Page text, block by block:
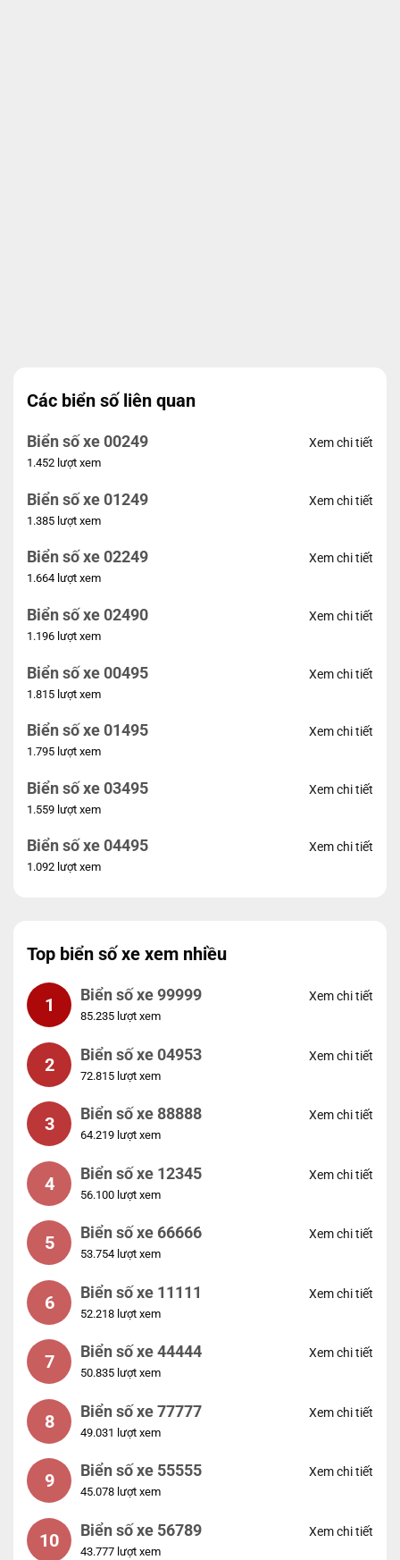
Các biển số liên quan
Biển số xe 00249
1.452 lượt xem
Xem chi tiết
Biển số xe 01249
1.385 lượt xem
Xem chi tiết
Biển số xe 02249
1.664 lượt xem
Xem chi tiết
Biển số xe 02490
1.196 lượt xem
Xem chi tiết
Biển số xe 00495
1.815 lượt xem
Xem chi tiết
Biển số xe 01495
1.795 lượt xem
Xem chi tiết
Biển số xe 03495
1.559 lượt xem
Xem chi tiết
Biển số xe 04495
1.092 lượt xem
Xem chi tiết
Top biển số xe xem nhiều
1 Biển số xe 99999
85.235 lượt xem
Xem chi tiết
2 Biển số xe 04953
72.815 lượt xem
Xem chi tiết
3 Biển số xe 88888
64.219 lượt xem
Xem chi tiết
4 Biển số xe 12345
56.100 lượt xem
Xem chi tiết
5 Biển số xe 66666
53.754 lượt xem
Xem chi tiết
6 Biển số xe 11111
52.218 lượt xem
Xem chi tiết
7 Biển số xe 44444
50.835 lượt xem
Xem chi tiết
8 Biển số xe 77777
49.031 lượt xem
Xem chi tiết
9 Biển số xe 55555
45.078 lượt xem
Xem chi tiết
10 Biển số xe 56789
43.777 lượt xem
Xem chi tiết